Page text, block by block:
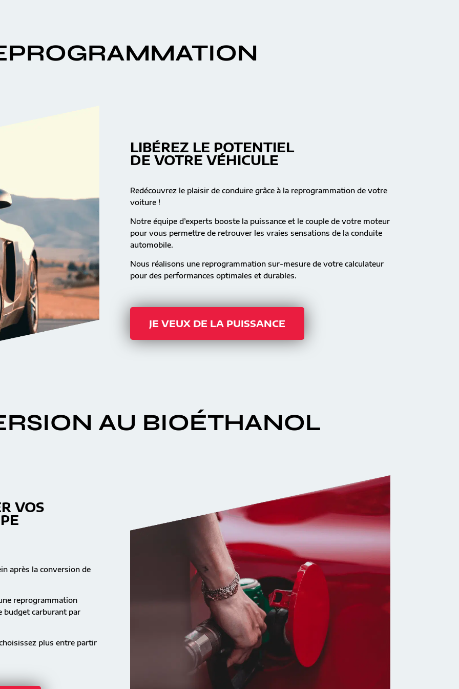
LIBÉREZ LE POTENTIEL
DE VOTRE VÉHICULE
Redécouvrez le plaisir de conduire grâce à la reprogrammation de votre
voiture !
Notre équipe d’experts booste la puissance et le couple de votre moteur
pour vous permettre de retrouver les vraies sensations de la conduite
automobile.
Nous réalisons une reprogrammation sur-mesure de votre calculateur
pour des performances optimales et durables.
JE VEUX DE LA PUISSANCE
AU BIOÉTHANOL
VOS
après la conversion de
reprogrammation
budget carburant par
plus entre partir